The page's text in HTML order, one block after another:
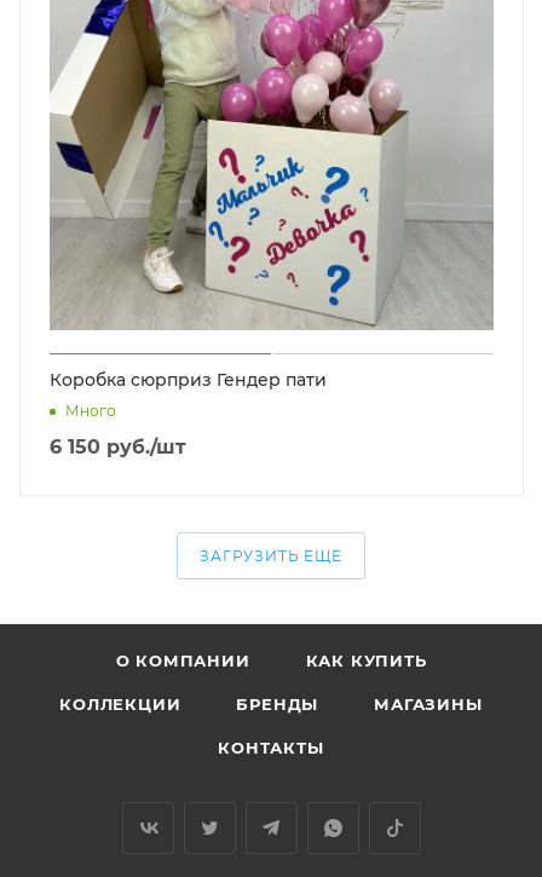
Коробка сюрприз Гендер пати
Много
6 150 руб./шт
ЗАГРУЗИТЬ ЕЩЕ
О КОМПАНИИ КАК КУПИТЬ
КОЛЛЕКЦИИ БРЕНДЫ МАГАЗИНЫ
КОНТАКТЫ